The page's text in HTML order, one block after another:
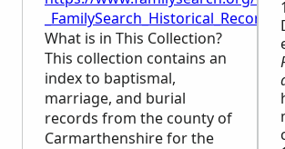
_FamilySearch_Historical_Records
What is in This Collection?
This collection contains an
index to baptismal,
marriage, and burial
records from the county of
Carmarthenshire for the